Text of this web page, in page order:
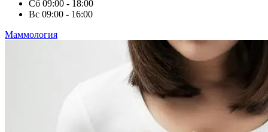
Сб 09:00 - 18:00
Вс 09:00 - 16:00
Маммология